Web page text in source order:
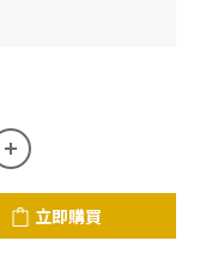
立即購買